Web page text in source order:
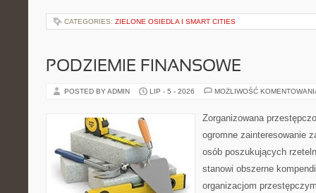
CATEGORIES: ZIELONE OSIEDLA I SMART CITIES
PODZIEMIE FINANSOWE
POSTED BY ADMIN LIP - 5 - 2026 MOŻLIWOŚĆ
Zorganizowana
ogromne zainteresowanie
osób poszukujących
stanowi obszerne
organizacjom